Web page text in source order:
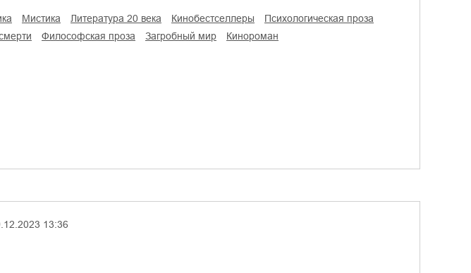
мистика литература 20 века кинобестселлеры
психологическая проза
философская проза загробный мир кинороман
13:36